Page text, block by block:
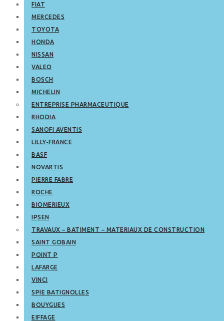
FIAT
MERCEDES
TOYOTA
HONDA
NISSAN
VALEO
BOSCH
MICHELIN
ENTREPRISE PHARMACEUTIQUE
RHODIA
SANOFI AVENTIS
LILLY-FRANCE
BASF
NOVARTIS
PIERRE FABRE
ROCHE
BIOMERIEUX
IPSEN
TRAVAUX – BATIMENT – MATERIAUX DE CONSTRUCTION
SAINT GOBAIN
POINT P
LAFARGE
VINCI
SPIE BATIGNOLLES
BOUYGUES
EIFFAGE